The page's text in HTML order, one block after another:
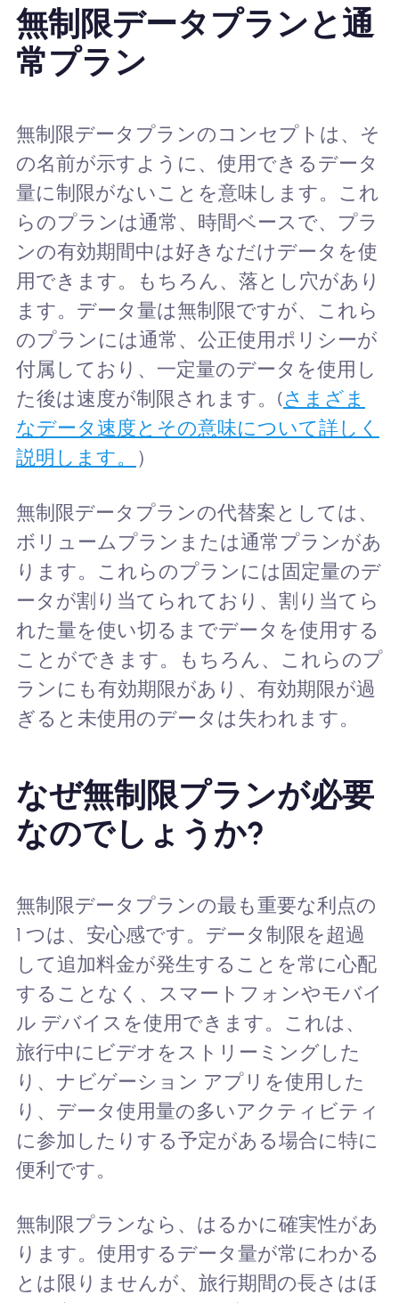
無制限データプランと通
常プラン
無制限データプランのコンセプトは、そ
の名前が示すように、使用できるデータ
量に制限がないことを意味します。これ
らのプランは通常、時間ベースで、プラ
ンの有効期間中は好きなだけデータを使
用できます。もちろん、落とし穴があり
ます。データ量は無制限ですが、これら
のプランには通常、公正使用ポリシーが
付属しており、一定量のデータを使用し
た後は速度が制限されます。(さまざま
なデータ速度とその意味について詳しく
説明します。
）
無制限データプランの代替案としては、
ボリュームプランまたは通常プランがあ
ります。これらのプランには固定量のデ
ータが割り当てられており、割り当てら
れた量を使い切るまでデータを使用する
ことができます。もちろん、これらのプ
ランにも有効期限があり、有効期限が過
ぎると未使用のデータは失われます。
なぜ無制限プランが必要
なのでしょうか?
無制限データプランの最も重要な利点の
1 つは、安心感です。データ制限を超過
して追加料金が発生することを常に心配
することなく、スマートフォンやモバイ
ル デバイスを使用できます。これは、
旅行中にビデオをストリーミングした
り、ナビゲーション アプリを使用した
り、データ使用量の多いアクティビティ
に参加したりする予定がある場合に特に
便利です。
無制限プランなら、はるかに確実性があ
ります。使用するデータ量が常にわかる
とは限りませんが、旅行期間の長さはほ